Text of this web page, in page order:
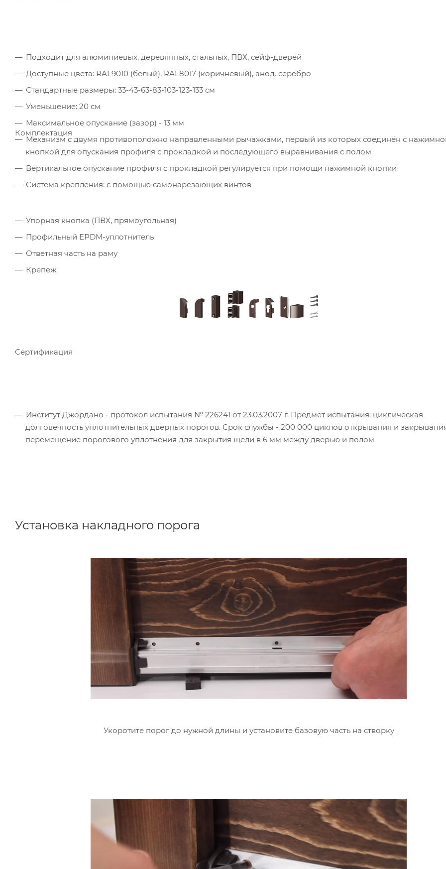
Подходит для алюминиевых, деревянных, стальных, ПВХ, сейф-дверей
Доступные цвета: RAL9010 (белый), RAL8017 (коричневый), анод. серебро
Стандартные размеры: 33-43-63-83-103-123-133 см
Уменьшение: 20 см
Максимальное опускание (зазор) - 13 мм
Механизм с двумя противоположно направленными рычажками, первый из которых соединён с
кнопкой для опускания профиля с прокладкой и последующего выравнивания с полом
Вертикальное опускание профиля с прокладкой регулируется при помощи нажимной кнопки
Система крепления: с помощью самонарезающих винтов
Комплектация
Упорная кнопка (ПВХ, прямоугольная)
Профильный EPDM-уплотнитель
Ответная часть на раму
Крепеж
Сертификация
Институт Джордано - протокол испытания № 226241 от 23.03.2007 г. Предмет испытания: циклическая
долговечность уплотнительных дверных порогов. Срок службы - 200 000 циклов открывания и
перемещение порогового уплотнения для закрытия щели в 6 мм между дверью и полом
Установка накладного порога
Укоротите порог до нужной длины и установите базовую часть на створку